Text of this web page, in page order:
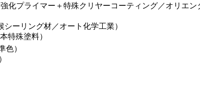
化プライマー＋特殊クリヤーコーティング／オリエン
ーリング材／オート化学工業）
特殊塗料）
色）